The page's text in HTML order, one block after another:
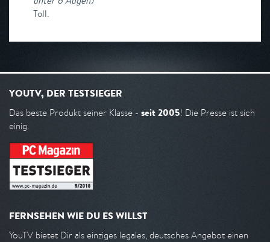
Toll.
YOUTV, DER TESTSIEGER
Das beste Produkt seiner Klasse - seit 2005! Die Presse ist sich
einig.
FERNSEHEN WIE DU ES WILLST
YouTV bietet Dir als einziges legales, deutsches Angebot einen